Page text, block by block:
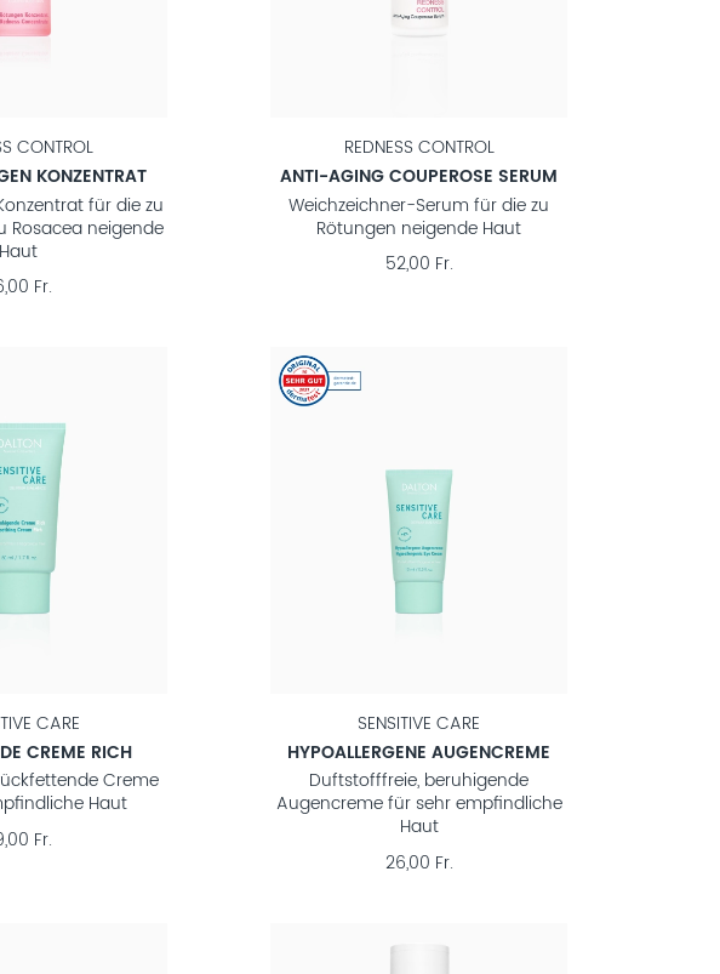
CONTROL
KONZENTRAT
für die zu
Rosacea neigende
Haut
Fr.
REDNESS CONTROL
ANTI-AGING COUPEROSE SERUM
Weichzeichner-Serum für die zu
Rötungen neigende Haut
52,00 Fr.
CARE
CREME RICH
Creme
Haut
Fr.
SENSITIVE CARE
HYPOALLERGENE AUGENCREME
Duftstofffreie, beruhigende
Augencreme für sehr empfindliche
Haut
26,00 Fr.